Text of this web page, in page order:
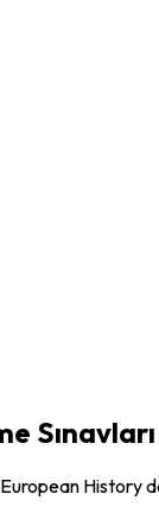
Sınavları
History